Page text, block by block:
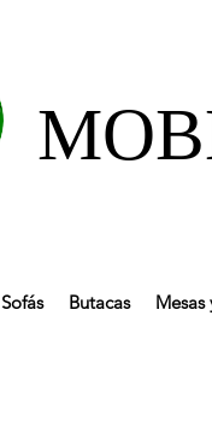
Sofás Butacas Mesas